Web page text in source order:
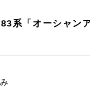
系「オーシャン